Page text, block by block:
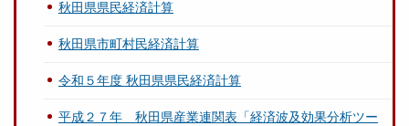
秋田県県民経済計算
秋田県市町村民経済計算
令和５年度 秋田県県民経済計算
平成２７年 秋田県産業連関表「経済波及効果分析ツー